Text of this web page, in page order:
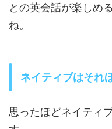
との英会話が楽しめ
ね。
ネイティブはそれ
思ったほどネイティ